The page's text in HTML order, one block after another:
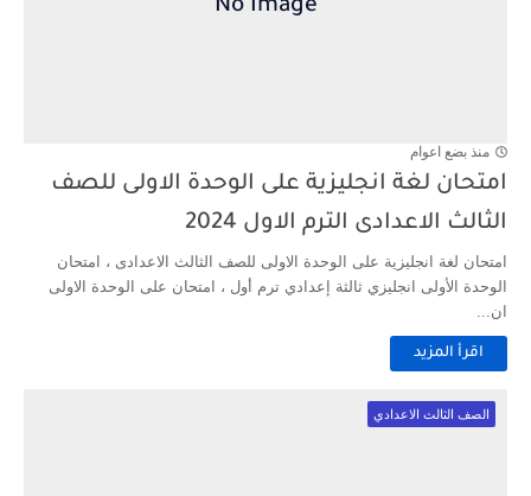
منذ بضع اعوام
امتحان لغة انجليزية على الوحدة الاولى للصف
الثالث الاعدادى الترم الاول 2024
امتحان لغة انجليزية على الوحدة الاولى للصف الثالث الاعدادى ، امتحان
الوحدة الأولى انجليزي ثالثة إعدادي ترم أول ، امتحان على الوحدة الاولى
ان...
اقرأ المزيد
الصف الثالث الاعدادي